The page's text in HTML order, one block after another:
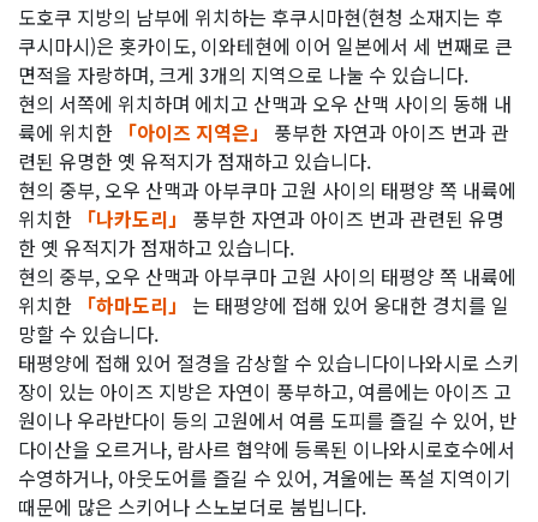
도호쿠 지방의 남부에 위치하는 후쿠시마현(현청 소재지는 후
쿠시마시)은 홋카이도, 이와테현에 이어 일본에서 세 번째로 큰
면적을 자랑하며, 크게 3개의 지역으로 나눌 수 있습니다.
현의 서쪽에 위치하며 에치고 산맥과 오우 산맥 사이의 동해 내
륙에 위치한 「아이즈 지역은」
풍부한 자연과 아이즈 번과 관
련된 유명한 옛 유적지가 점재하고 있습니다.
현의 중부, 오우 산맥과 아부쿠마 고원 사이의 태평양 쪽 내륙에
위치한 「나카도리」
풍부한 자연과 아이즈 번과 관련된 유명
한 옛 유적지가 점재하고 있습니다.
현의 중부, 오우 산맥과 아부쿠마 고원 사이의 태평양 쪽 내륙에
위치한 「하마도리」 는 태평양에 접해 있어 웅대한 경치를 일
망할 수 있습니다.
태평양에 접해 있어 절경을 감상할 수 있습니다이나와시로 스키
장이 있는 아이즈 지방은 자연이 풍부하고, 여름에는 아이즈 고
원이나 우라반다이 등의 고원에서 여름 도피를 즐길 수 있어, 반
다이산을 오르거나, 람사르 협약에 등록된 이나와시로호수에서
수영하거나, 아웃도어를 즐길 수 있어, 겨울에는 폭설 지역이기
때문에 많은 스키어나 스노보더로 붐빕니다.